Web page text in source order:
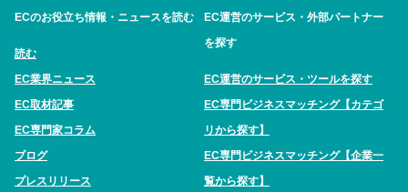
ECのお役立ち情報・ニュースを読む
読む
EC業界ニュース
EC取材記事
EC専門家コラム
ブログ
プレスリリース
EC運営のサービス・外部パートナー
を探す
EC運営のサービス・ツールを探す
EC専門ビジネスマッチング【カテゴ
リから探す】
EC専門ビジネスマッチング【企業一
覧から探す】